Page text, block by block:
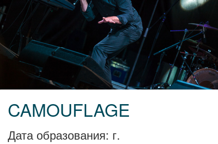
CAMOUFLAGE
Дата образования: г.